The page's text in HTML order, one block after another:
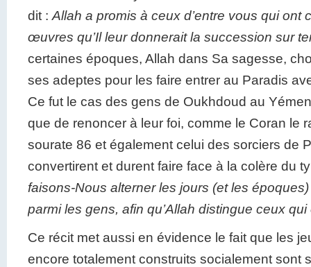
dit : Allah a promis à ceux d’entre vous qui ont
œuvres qu’Il leur donnerait la succession sur
certaines époques, Allah dans Sa sagesse,
ses adeptes pour les faire entrer au Paradis
Ce fut le cas des gens de Oukhdoud au
que de renoncer à leur foi, comme le Coran le
sourate 86 et également celui des sorciers de
convertirent et durent faire face à la colère du
faisons-Nous alterner les jours (et les
parmi les gens, afin qu’Allah distingue ceux
Ce récit met aussi en évidence le fait que les
encore totalement construits socialement sont